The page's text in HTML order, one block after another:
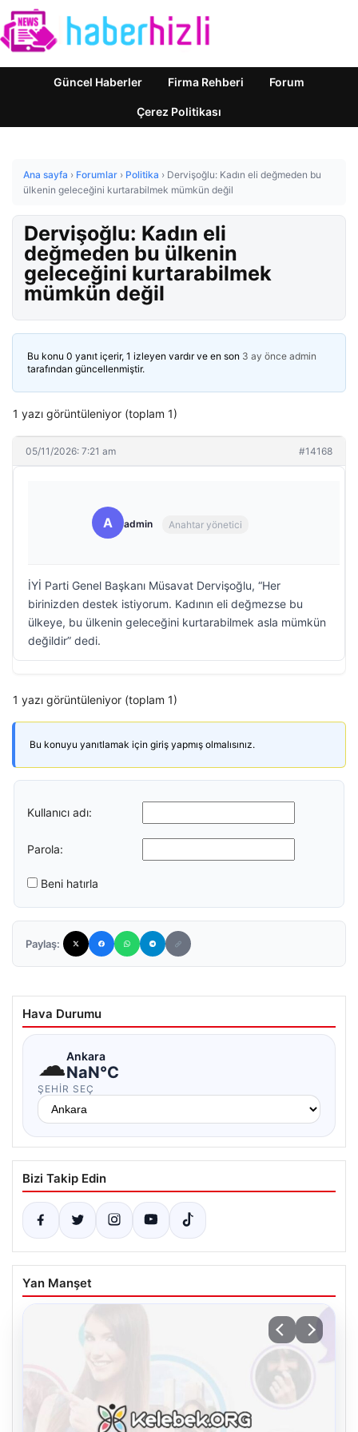
Güncel Haberler Firma Rehberi Forum
Çerez Politikası
Ana sayfa › Forumlar › Politika › Dervişoğlu: Kadın eli değmeden bu
ülkenin geleceğini kurtarabilmek mümkün değil
Dervişoğlu: Kadın eli
değmeden bu ülkenin
geleceğini kurtarabilmek
mümkün değil
Bu konu 0 yanıt içerir, 1 izleyen vardır ve en son 3 ay önce admin
tarafından güncellenmiştir.
1 yazı görüntüleniyor (toplam 1)
05/11/2026: 7:21 am #14168
A admin Anahtar yönetici
İYİ Parti Genel Başkanı Müsavat Dervişoğlu, “Her
birinizden destek istiyorum. Kadının eli değmezse bu
ülkeye, bu ülkenin geleceğini kurtarabilmek asla mümkün
değildir” dedi.
1 yazı görüntüleniyor (toplam 1)
Bu konuyu yanıtlamak için giriş yapmış olmalısınız.
Kullanıcı adı:
Parola:
Beni hatırla
Paylaş:
Hava Durumu
☁Ankara
NaN°C
ŞEHIR SEÇ
Bizi Takip Edin
Yan Manşet